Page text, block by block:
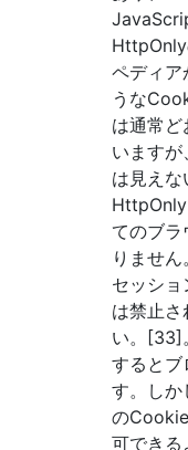
HttpOnly
ペディア
うな
は通常ど
いますが
は見え
HttpOnly
てのブ
りませ
セッシ
は禁止さ
い。[33]
するとブ
す。し
の
可でき